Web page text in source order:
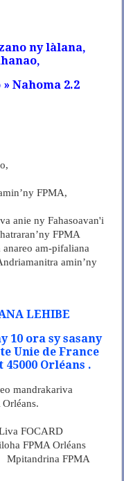
ny làlana,
Nahoma 2.2
FPMA,
anie ny Fahasoavan'i
FPMA
anareo am-pifaliana
amin’ny
LEHIBE
10 ora sy sasany
Unie de France
Orléans .
mandrakariva
Liva FOCARD
FPMA Orléans
FPMA